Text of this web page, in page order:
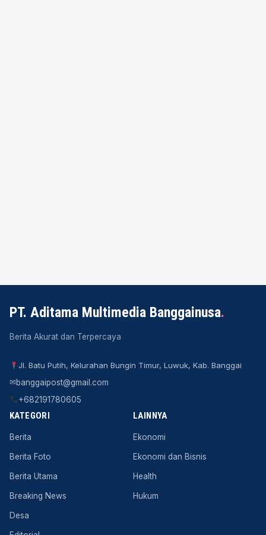
PT. Aditama Multimedia Banggainusa.
Berita Akurat dan Terpercaya
Jl. Batu Putih, Kelurahan Bungin Timur, Luwuk, Kab. Banggai
✉banggaipost@gmail.com
+682191780605
KATEGORI
Berita
Berita Foto
Berita Utama
Breaking News
Desa
LAINNYA
Ekonomi
Ekonomi dan Bisnis
Health
Hukum